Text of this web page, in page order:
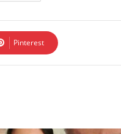
Pinterest